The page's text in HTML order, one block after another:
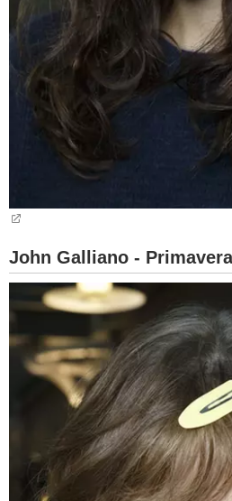
John Galliano -